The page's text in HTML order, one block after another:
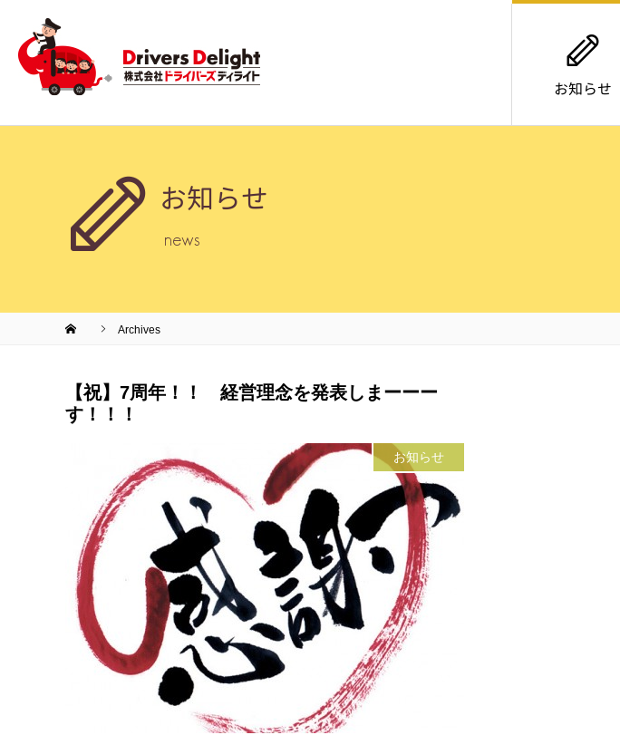
お知らせ
お知らせ
news
Archives
【祝】7周年！！ 経営理念を発表しまーーー
す！！！
お知らせ